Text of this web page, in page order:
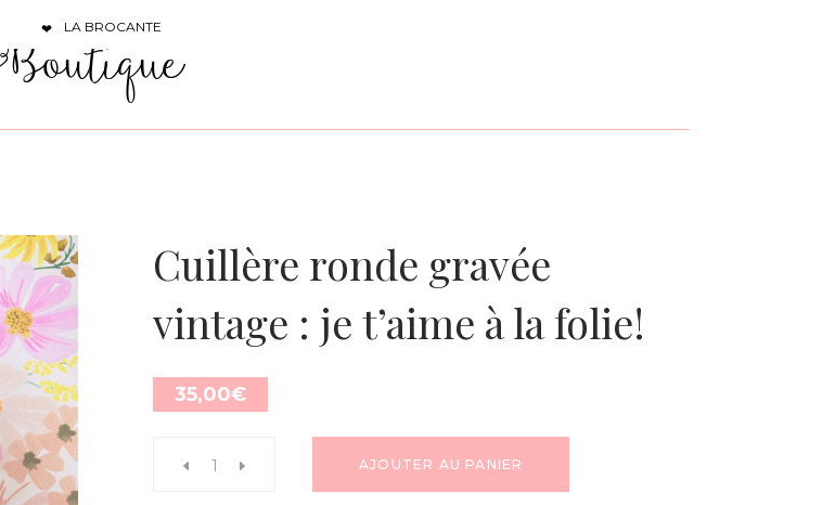
LA BROCANTE
Boutique
Cuillère ronde gravée
vintage : je t’aime à la folie!
35,00€
AJOUTER AU PANIER